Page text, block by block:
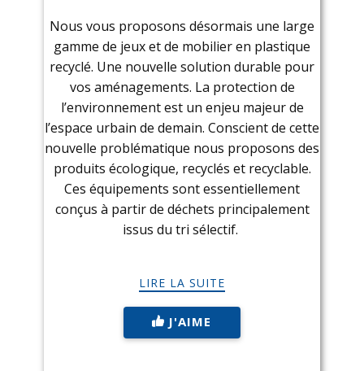
Nous vous proposons désormais une large
gamme de jeux et de mobilier en plastique
recyclé. Une nouvelle solution durable pour
vos aménagements. La protection de
l’environnement est un enjeu majeur de
l’espace urbain de demain. Conscient de cette
nouvelle problématique nous proposons des
produits écologique, recyclés et recyclable.
Ces équipements sont essentiellement
conçus à partir de déchets principalement
issus du tri sélectif.
LIRE LA SUITE
J'AIME